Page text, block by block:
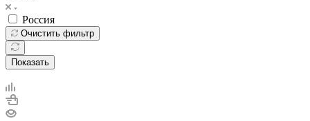
Россия
Очистить фильтр
Показать